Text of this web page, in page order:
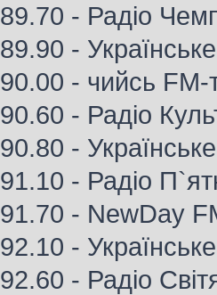
89.70 - Радіо
89.90 -
90.00 - чийсь FM-
90.60 - Радіо
90.80 -
91.10 - Радіо
91.70 - NewDay
92.10 -
92.60 - Радіо